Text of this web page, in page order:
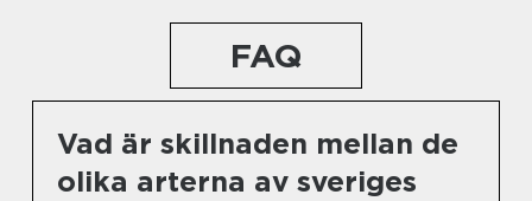
FAQ
Vad är skillnaden mellan de
olika arterna av sveriges